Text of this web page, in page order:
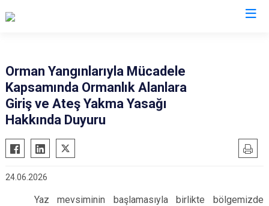
Orman Yangınlarıyla Mücadele
Kapsamında Ormanlık Alanlara
Giriş ve Ateş Yakma Yasağı
Hakkında Duyuru
24.06.2026
Yaz mevsiminin başlamasıyla birlikte bölgemizde